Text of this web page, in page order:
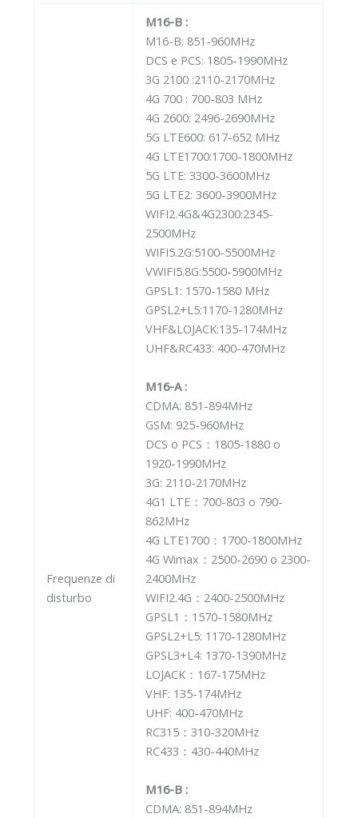
Frequenze di
disturbo
M16-B :
M16-B: 851-960MHz
DCS e PCS: 1805-1990MHz
3G 2100 :2110-2170MHz
4G 700 : 700-803 MHz
4G 2600: 2496-2690MHz
5G LTE600: 617-652 MHz
4G LTE1700:1700-1800MHz
5G LTE: 3300-3600MHz
5G LTE2: 3600-3900MHz
WIFI2.4G&4G2300:2345-
2500MHz
WIFI5.2G:5100-5500MHz
VWIFI5.8G:5500-5900MHz
GPSL1: 1570-1580 MHz
GPSL2+L5:1170-1280MHz
VHF&LOJACK:135-174MHz
UHF&RC433: 400-470MHz
M16-A :
CDMA: 851-894MHz
GSM: 925-960MHz
DCS o PCS：1805-1880 o
1920-1990MHz
3G: 2110-2170MHz
4G1 LTE：700-803 o 790-
862MHz
4G LTE1700：1700-1800MHz
4G Wimax：2500-2690 o 2300-
2400MHz
WIFI2.4G：2400-2500MHz
GPSL1：1570-1580MHz
GPSL2+L5: 1170-1280MHz
GPSL3+L4: 1370-1390MHz
LOJACK：167-175MHz
VHF: 135-174MHz
UHF: 400-470MHz
RC315：310-320MHz
RC433：430-440MHz
M16-B :
CDMA: 851-894MHz